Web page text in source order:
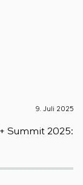
9. Juli 2025
Summit 2025: